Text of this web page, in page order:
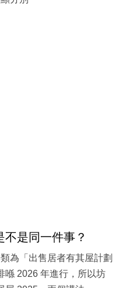
是同一件事？
為「出售居者有其屋計劃
喺 2026 年進行，所以坊